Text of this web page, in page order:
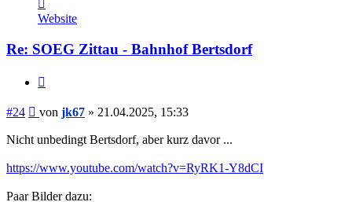
von
jk67
Website
Re: SOEG Zittau - Bahnhof Bertsdorf
#24 Beitrag
von jk67 » 21.04.2025, 15:33
Nicht unbedingt Bertsdorf, aber kurz davor ...
https://www.youtube.com/watch?v=RyRK1-Y8dCI
Paar Bilder dazu: